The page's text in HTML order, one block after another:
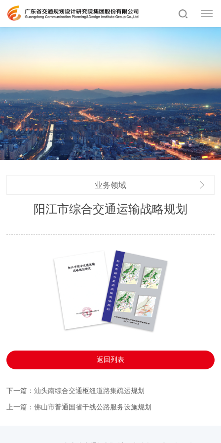
业务领域
阳江市综合交通运输战略规划
返回列表
下一篇：汕头南综合交通枢纽道路集疏运规划
上一篇：佛山市普通国省干线公路服务设施规划